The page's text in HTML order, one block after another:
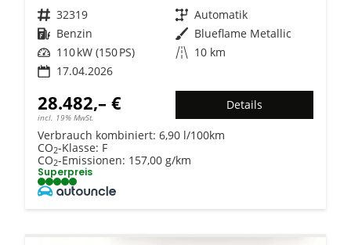
Fahrzeugnr. 32319 Getriebe Automatik
Kraftstoff Benzin Außenfarbe Blueflame Metallic
Leistung 110 kW (150 PS) Kilometerstand 10 km
17.04.2026
28.482,– €
incl. 19% MwSt.
Details
Verbrauch kombiniert: 6,90 l/100km
CO2-Klasse: F
CO2-Emissionen: 157,00 g/km
Superpreis